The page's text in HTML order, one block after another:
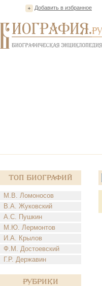
Добавить в избранное
Топ Биографий
М.В. Ломоносов
В.А. Жуковский
А.С. Пушкин
М.Ю. Лермонтов
И.А. Крылов
Ф.М. Достоевский
Г.Р. Державин
Рубрики